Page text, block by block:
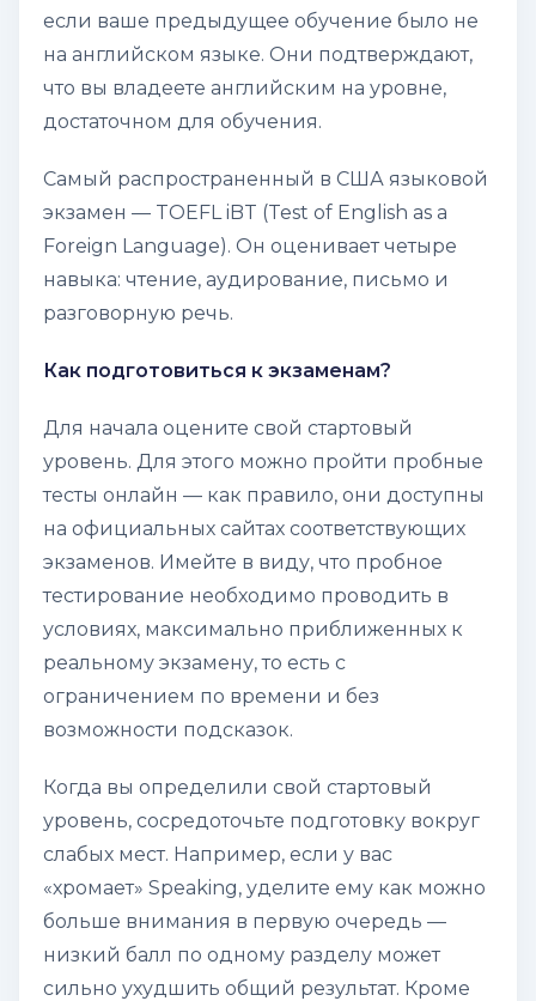
если ваше предыдущее обучение было не
на английском языке. Они подтверждают,
что вы владеете английским на уровне,
достаточном для обучения.
Самый распространенный в США языковой
экзамен — TOEFL iBT (Test of English as a
Foreign Language). Он оценивает четыре
навыка: чтение, аудирование, письмо и
разговорную речь.
Как подготовиться к экзаменам?
Для начала оцените свой стартовый
уровень. Для этого можно пройти пробные
тесты онлайн — как правило, они доступны
на официальных сайтах соответствующих
экзаменов. Имейте в виду, что пробное
тестирование необходимо проводить в
условиях, максимально приближенных к
реальному экзамену, то есть с
ограничением по времени и без
возможности подсказок.
Когда вы определили свой стартовый
уровень, сосредоточьте подготовку вокруг
слабых мест. Например, если у вас
«хромает» Speaking, уделите ему как можно
больше внимания в первую очередь —
низкий балл по одному разделу может
сильно ухудшить общий результат. Кроме